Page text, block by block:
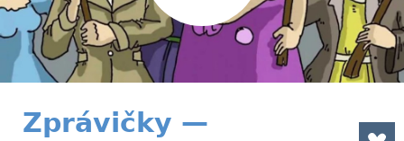
Zprávičky —